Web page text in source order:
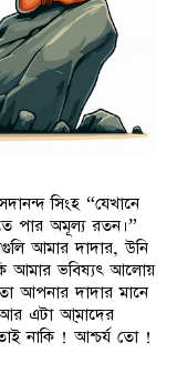
সিংহ “যেখানে
পার অমূল্য রতন।”
আমার দাদার, উনি
আমার ভবিষ্যৎ আলোয়
আপনার দাদার মানে
আর এটা আ্মাদের
নাকি ! আশ্চর্য তো !